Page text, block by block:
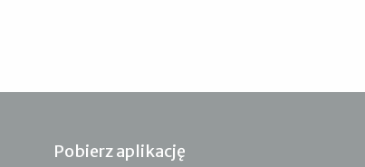
Pobierz aplikację